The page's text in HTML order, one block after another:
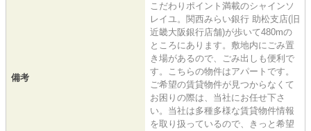
備考
こだわりポイント満載のシャインソ
レイユ。関西みらい銀行 助松支店(旧
近畿大阪銀行店舗)が歩いて480mの
ところにあります。敷地内にごみ置
き場があるので、ごみ出しも便利で
す。こちらの物件はアパートです。
ご希望の賃貸物件が見つからなくて
お困りの際は、当社にお任せ下さ
い。当社は多種多様な賃貸物件情報
を取り扱っているので、きっと希望